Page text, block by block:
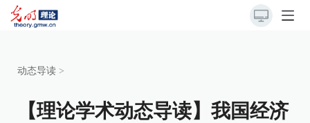
动态导读 >
【理论学术动态导读】我国经济